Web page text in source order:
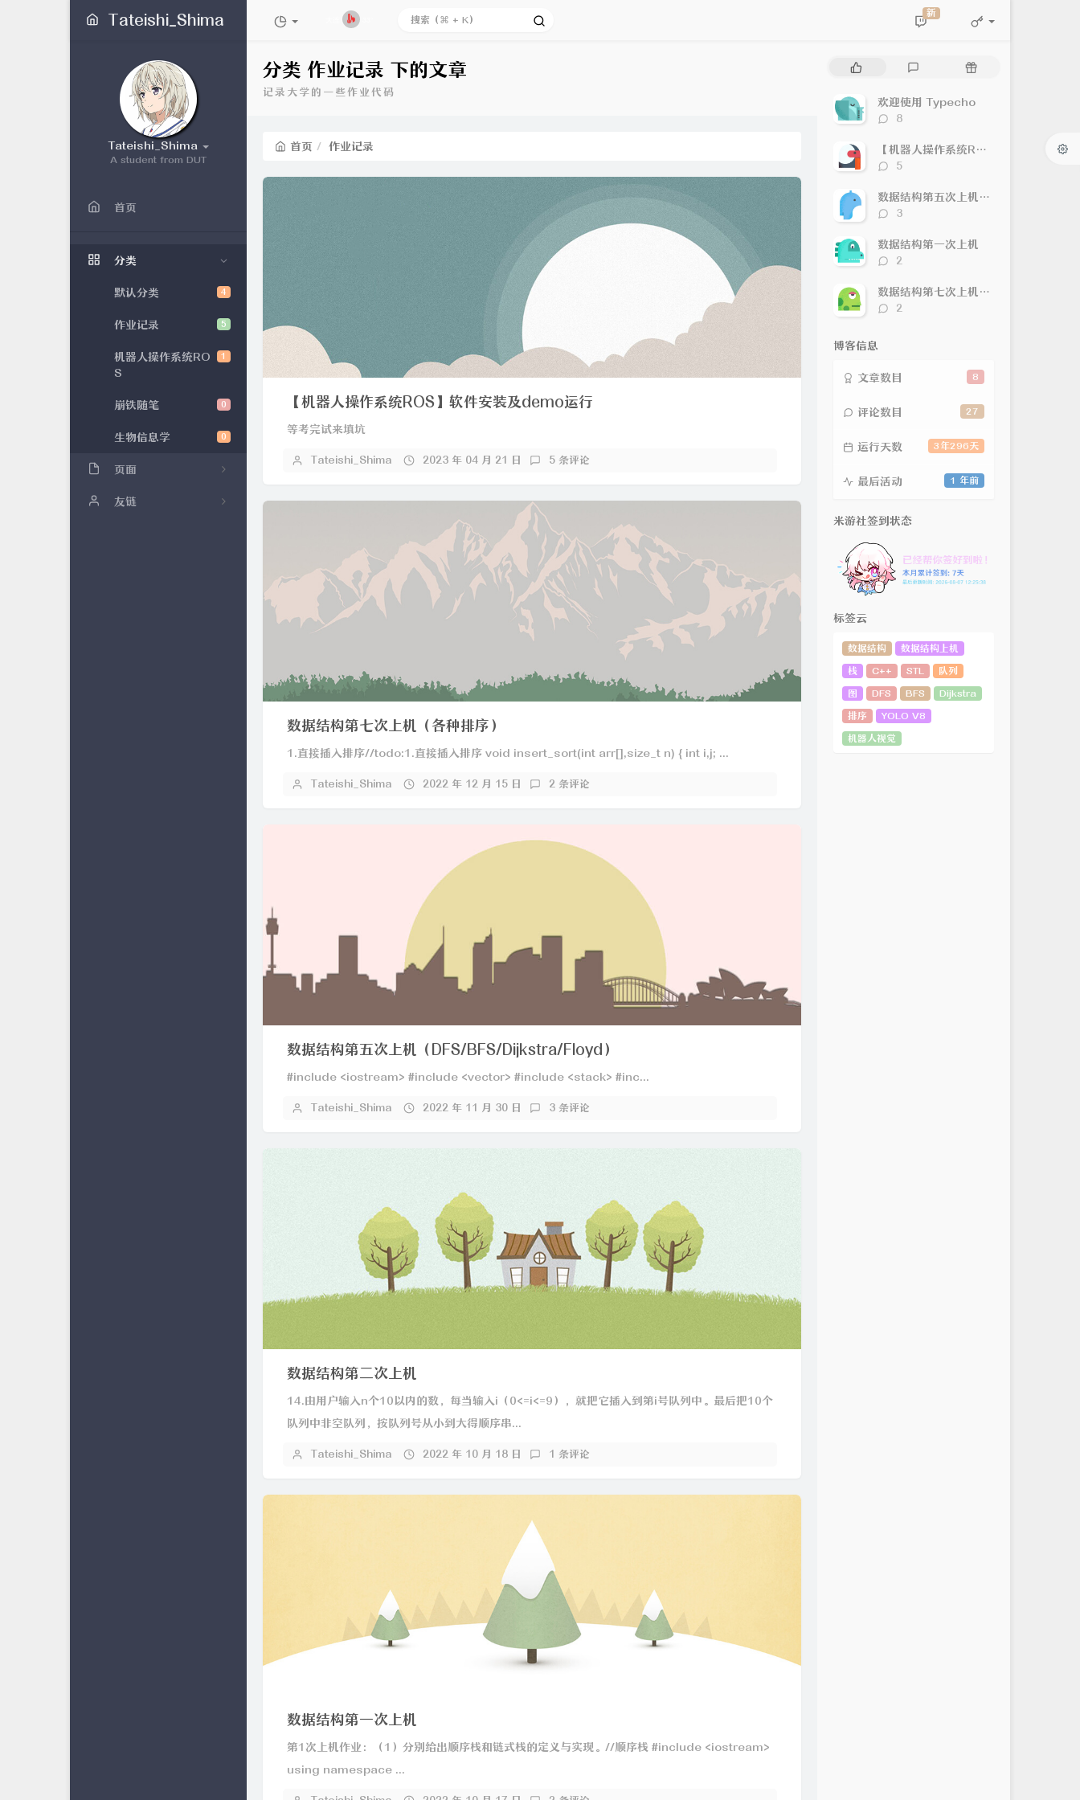
Tateishi_Shima 新
Tateishi_Shima
A student from DUT
首页
分类
4
默认分类
5
作业记录
1
机器人操作系统RO
S
0
崩铁随笔
0
生物信息学
页面
关于我
友链
分类 作业记录 下的文章
记录大学的一些作业代码
首页 作业记录
【机器人操作系统ROS】软件安装及demo运行
等考完试来填坑
Tateishi_Shima 2023 年 04 月 21 日 5 条评论
数据结构第七次上机（各种排序）
1.直接插入排序//todo:1.直接插入排序 void insert_sort(int arr[],size_t n) { int i,j; ...
Tateishi_Shima 2022 年 12 月 15 日 2 条评论
数据结构第五次上机（DFS/BFS/Dijkstra/Floyd）
#include <iostream> #include <vector> #include <stack> #inc...
Tateishi_Shima 2022 年 11 月 30 日 3 条评论
数据结构第二次上机
14.由用户输入n个10以内的数，每当输入i（0<=i<=9），就把它插入到第i号队列中。最后把10个
队列中非空队列，按队列号从小到大得顺序串...
Tateishi_Shima 2022 年 10 月 18 日 1 条评论
数据结构第一次上机
第1次上机作业：（1）分别给出顺序栈和链式栈的定义与实现。//顺序栈 #include <iostream>
using namespace ...
章
评
随
欢迎使用 Typecho
评
数：
8
【机器人操作系统ROS】软件安装及demo运行
评
数：
5
数据结构第五次上机（DFS/BFS/Dijkstra/Floyd）
评
数：
3
数据结构第一次上机
评
数：
2
数据结构第七次上机（各种排序）
评
2
博客信息
8
文章数目
27
评论数目
3年296天
运行天数
1 年前
最后活动
米游社签到状态
标签云
数据结构
数据结构上机
栈
C++ STL
队列
图
DFS BFS
Dijkstra
排序
YOLO V8
机器人视觉